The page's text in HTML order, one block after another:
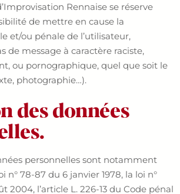
Rennaise se réserve
de mettre en cause la
et/ou pénale de l’utilisateur,
de message à caractère raciste,
ou pornographique, quel que soit le
photographie…).
des données
personnelles sont notamment
n° 78-87 du 6 janvier 1978, la loi n°
2004, l’article L. 226-13 du Code pénal